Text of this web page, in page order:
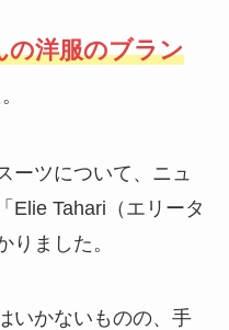
の洋服のブラン
ーツについて、ニュ
Elie Tahari（エリータ
りました。
いかないものの、手